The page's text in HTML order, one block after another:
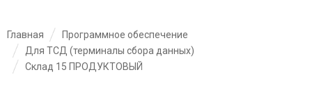
Главная
Программное обеспечение
Для ТСД (терминалы сбора данных)
Склад 15 ПРОДУКТОВЫЙ